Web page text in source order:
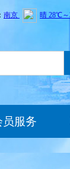
员服务